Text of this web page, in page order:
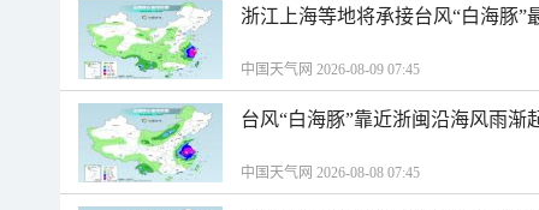
浙江上海等地将承接台风“白海豚”
中国天气网 2026-08-09 07:45
台风“白海豚”靠近浙闽沿海风雨渐
中国天气网 2026-08-08 07:45